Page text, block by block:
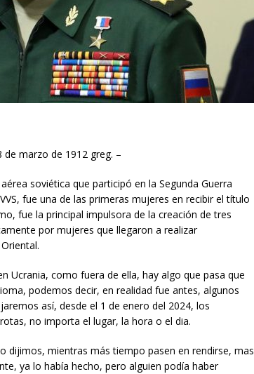
marzo de 1912 greg. –
soviética que participó en la Segunda Guerra
fue una de las primeras mujeres en recibir el título
fue la principal impulsora de la creación de tres
por mujeres que llegaron a realizar
Ucrania, como fuera de ella, hay algo que pasa que
podemos decir, en realidad fue antes, algunos
así, desde el 1 de enero del 2024, los
no importa el lugar, la hora o el dia.
dijimos, mientras más tiempo pasen en rendirse, mas
ya lo había hecho, pero alguien podía haber